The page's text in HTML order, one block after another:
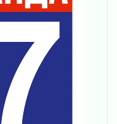
закроют на два